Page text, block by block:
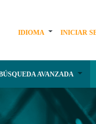
IDIOMA INICIAR
AVANZADA